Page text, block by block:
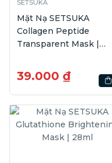
SETSUKA
Mặt Nạ SETSUKA
Collagen Peptide
Transparent Mask |
39.000 ₫